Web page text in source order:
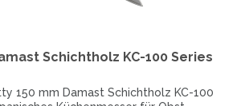
Schichtholz KC-100 Series
150 mm Damast Schichtholz KC-100